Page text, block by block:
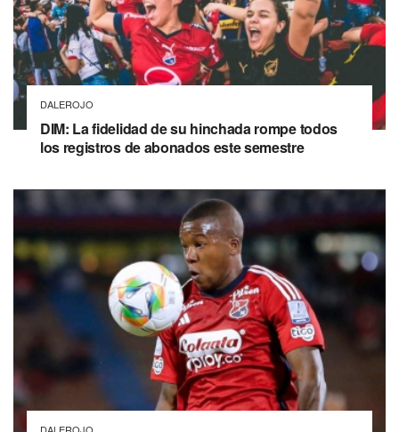
DALEROJO
DIM: La fidelidad de su hinchada rompe todos
los registros de abonados este semestre